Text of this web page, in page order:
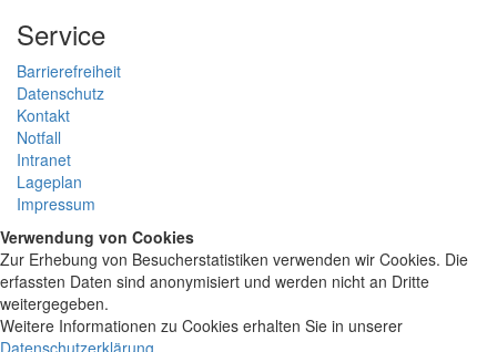
Service
Barrierefreiheit
Datenschutz
Kontakt
Notfall
Intranet
Lageplan
Impressum
Verwendung von Cookies
Zur Erhebung von Besucherstatistiken verwenden wir Cookies. Die
erfassten Daten sind anonymisiert und werden nicht an Dritte
weitergegeben.
Weitere Informationen zu Cookies erhalten Sie in unserer